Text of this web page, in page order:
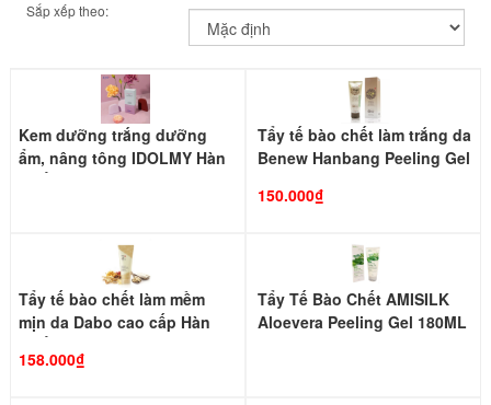
Sắp xếp theo:
Kem dưỡng trắng dưỡng
ẩm, nâng tông IDOLMY Hàn
Tẩy tế bào chết làm trắng da
Benew Hanbang Peeling Gel
150.000₫
Tẩy tế bào chết làm mềm
mịn da Dabo cao cấp Hàn
158.000₫
Tẩy Tế Bào Chết AMISILK
Aloevera Peeling Gel 180ML